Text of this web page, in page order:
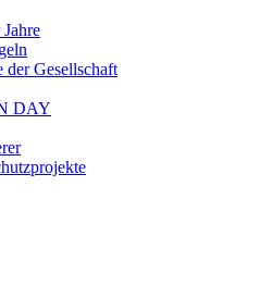
Gesellschaft
DAY